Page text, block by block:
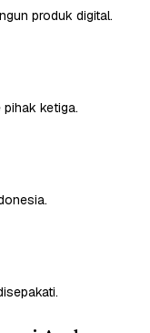
produk digital.
ketiga.